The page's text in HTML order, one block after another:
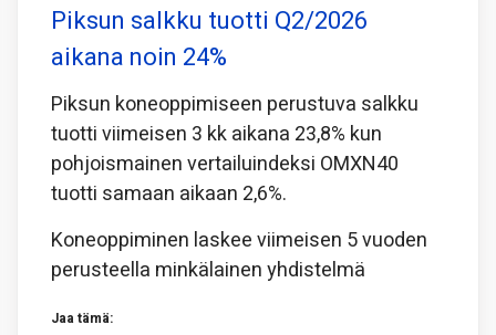
Piksun salkku tuotti Q2/2026
aikana noin 24%
Piksun koneoppimiseen perustuva salkku
tuotti viimeisen 3 kk aikana 23,8% kun
pohjoismainen vertailuindeksi OMXN40
tuotti samaan aikaan 2,6%.
Koneoppiminen laskee viimeisen 5 vuoden
perusteella minkälainen yhdistelmä
Jaa tämä: